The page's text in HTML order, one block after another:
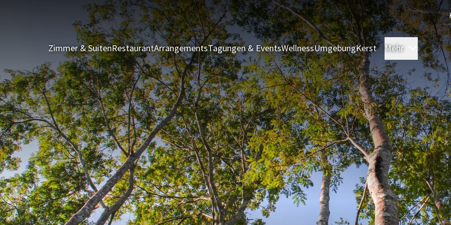
Zimmer & SuitenRestaurantArrangementsTagungen & EventsWellnessUmgebungKerst Mehr Zimmer